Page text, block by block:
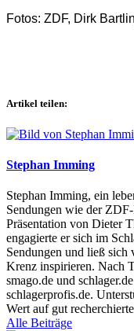
Fotos: ZDF, Dirk
Artikel teilen:
Stephan Imming
Stephan Imming, ein
Sendungen wie der
Präsentation von Dieter
engagierte er sich im
Sendungen und ließ
Krenz inspirieren. Nach
smago.de und
schlagerprofis.de.
Wert auf gut
Alle Beiträge